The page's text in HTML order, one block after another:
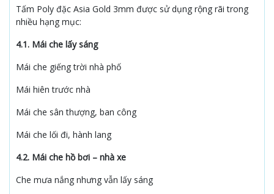
Tấm Poly đặc Asia Gold 3mm được sử dụng rộng rãi trong
nhiều hạng mục:
4.1. Mái che lấy sáng
Mái che giếng trời nhà phố
Mái hiên trước nhà
Mái che sân thượng, ban công
Mái che lối đi, hành lang
4.2. Mái che hồ bơi – nhà xe
Che mưa nắng nhưng vẫn lấy sáng